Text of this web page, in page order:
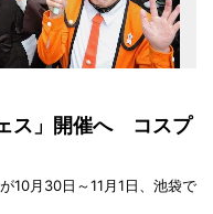
ス」開催へ コスプ
10月30日～11月1日、池袋で